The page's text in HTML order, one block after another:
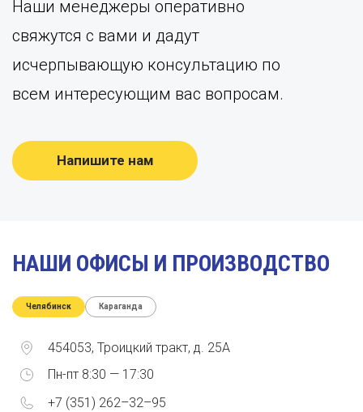
Наши менеджеры оперативно
свяжутся с вами и дадут
исчерпывающую консультацию по
всем интересующим вас вопросам.
Напишите нам
НАШИ ОФИСЫ И ПРОИЗВОДСТВО
Челябинск Караганда
454053, Троицкий тракт, д. 25А
Пн-пт 8:30 — 17:30
+7 (351) 262–32–95